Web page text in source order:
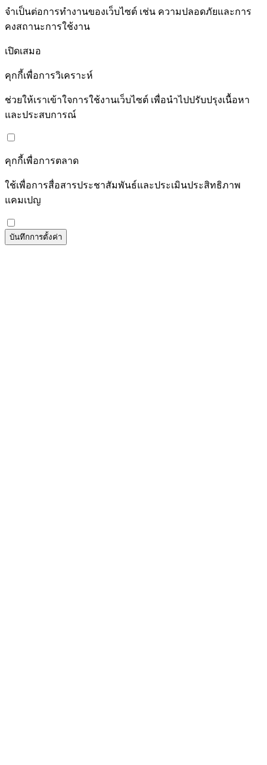
จำเป็นต่อการทำงานของเว็บไซต์ เช่น ความปลอดภัยและการ
คงสถานะการใช้งาน
เปิดเสมอ
คุกกี้เพื่อการวิเคราะห์
ช่วยให้เราเข้าใจการใช้งานเว็บไซต์ เพื่อนำไปปรับปรุงเนื้อหา
และประสบการณ์
คุกกี้เพื่อการตลาด
ใช้เพื่อการสื่อสารประชาสัมพันธ์และประเมินประสิทธิภาพ
แคมเปญ
บันทึกการตั้งค่า